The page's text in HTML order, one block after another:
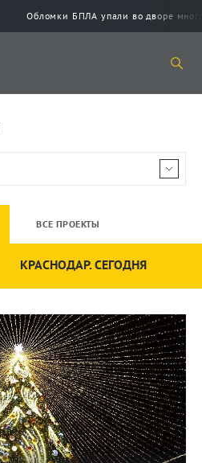
Обломки БПЛА упали во дворе
ВСЕ ПРОЕКТЫ
КРАСНОДАР. СЕГОДНЯ